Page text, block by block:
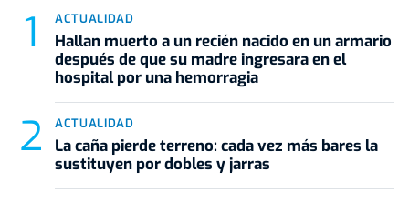
ACTUALIDAD
Hallan muerto a un recién nacido en un armario
después de que su madre ingresara en el
hospital por una hemorragia
ACTUALIDAD
La caña pierde terreno: cada vez más bares la
sustituyen por dobles y jarras